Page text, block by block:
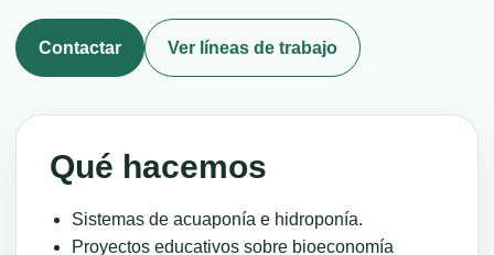
Contactar Ver líneas de trabajo
Qué hacemos
Sistemas de acuaponía e hidroponía.
Proyectos educativos sobre bioeconomía